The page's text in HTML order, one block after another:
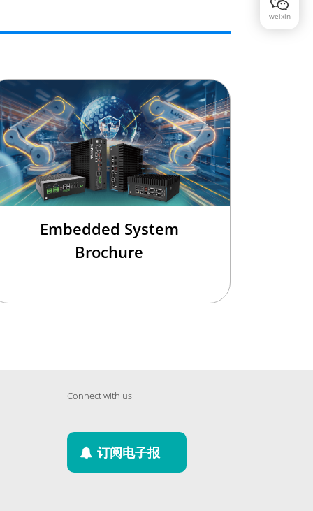
Embedded System
Brochure
Connect with us
订阅电子报
weixin